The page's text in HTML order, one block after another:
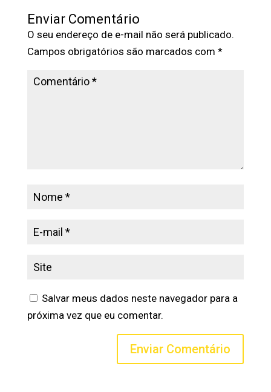
Enviar Comentário
O seu endereço de e-mail não será publicado.
Campos obrigatórios são marcados com *
Salvar meus dados neste navegador para a
próxima vez que eu comentar.